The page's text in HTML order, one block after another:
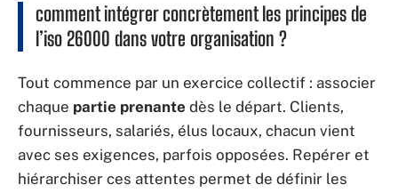
comment intégrer concrètement les principes de
l’iso 26000 dans votre organisation ?
Tout commence par un exercice collectif : associer
chaque partie prenante dès le départ. Clients,
fournisseurs, salariés, élus locaux, chacun vient
avec ses exigences, parfois opposées. Repérer et
hiérarchiser ces attentes permet de définir les